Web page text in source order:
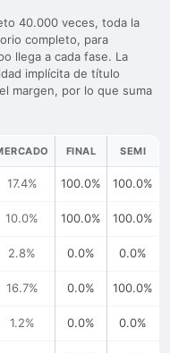
40.000 veces, toda la
completo, para
llega a cada fase. La
implícita de título
margen, por lo que suma
FINAL SEMI
17.4% 100.0% 100.0%
10.0% 100.0% 100.0%
2.8% 0.0% 0.0%
16.7% 0.0% 100.0%
1.2% 0.0% 0.0%